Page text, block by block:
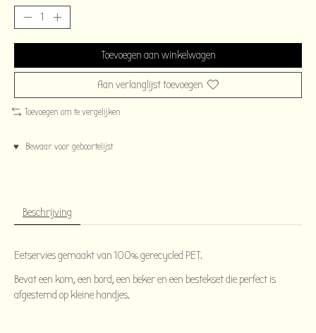
Toevoegen aan winkelwagen
Aan verlanglijst toevoegen
Toevoegen om te vergelijken
♥ Bewaar voor geboortelijst
Beschrijving
Eetservies gemaakt van 100% gerecycled PET.
Bevat een kom, een bord, een beker en een bestekset die perfect is
afgestemd op kleine handjes.